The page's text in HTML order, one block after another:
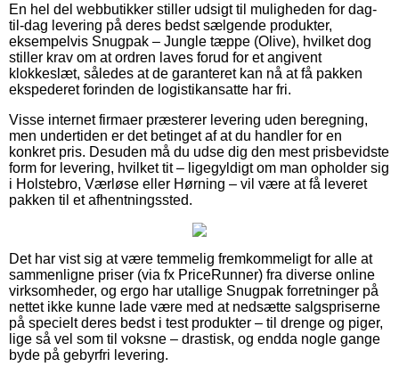
En hel del webbutikker stiller udsigt til muligheden for dag-
til-dag levering på deres bedst sælgende produkter,
eksempelvis Snugpak – Jungle tæppe (Olive), hvilket dog
stiller krav om at ordren laves forud for et angivent
klokkeslæt, således at de garanteret kan nå at få pakken
ekspederet forinden de logistikansatte har fri.
Visse internet firmaer præsterer levering uden beregning,
men undertiden er det betinget af at du handler for en
konkret pris. Desuden må du udse dig den mest prisbevidste
form for levering, hvilket tit – ligegyldigt om man opholder sig
i Holstebro, Værløse eller Hørning – vil være at få leveret
pakken til et afhentningssted.
Det har vist sig at være temmelig fremkommeligt for alle at
sammenligne priser (via fx PriceRunner) fra diverse online
virksomheder, og ergo har utallige Snugpak forretninger på
nettet ikke kunne lade være med at nedsætte salgspriserne
på specielt deres bedst i test produkter – til drenge og piger,
lige så vel som til voksne – drastisk, og endda nogle gange
byde på gebyrfri levering.